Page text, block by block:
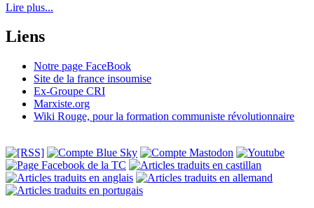
Lire plus...
Liens
Notre page FaceBook
Site de la france insoumise
Ex-Groupe CRI
Marxiste.org
Wiki Rouge, pour la formation communiste révolutionnaire